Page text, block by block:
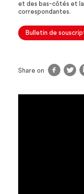
et des bas-côtés et
correspondantes.
Bulletin de
Share on ft